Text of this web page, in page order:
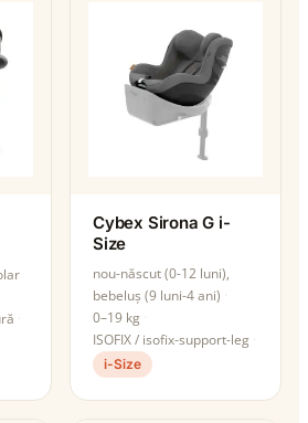
Cybex Sirona G i-
Size
nou-născut (0-12 luni),
bebeluș (9 luni-4 ani)
0–19 kg
ISOFIX / isofix-support-leg
i-Size